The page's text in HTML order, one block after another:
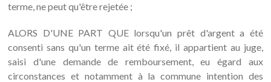
terme, ne peut qu'être rejetée ;
ALORS D'UNE PART QUE lorsqu'un prêt d'argent a été
consenti sans qu'un terme ait été fixé, il appartient au juge,
saisi d'une demande de remboursement, eu égard aux
circonstances et notamment à la commune intention des